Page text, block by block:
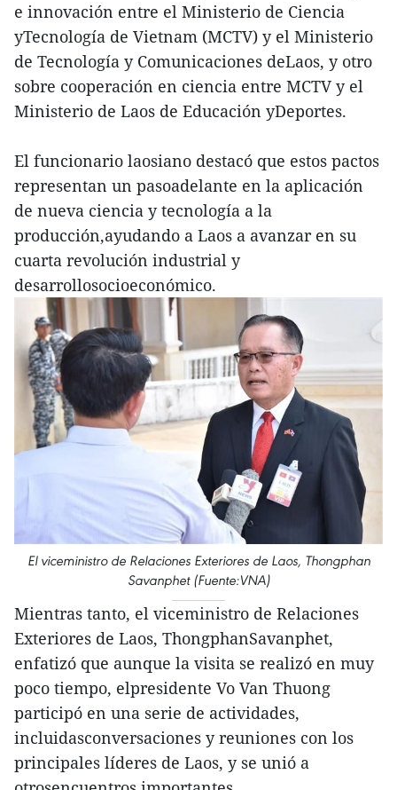
e innovación entre el Ministerio de Ciencia
yTecnología de Vietnam (MCTV) y el Ministerio
de Tecnología y Comunicaciones deLaos, y otro
sobre cooperación en ciencia entre MCTV y el
Ministerio de Laos de Educación yDeportes.
El funcionario laosiano destacó que estos pactos
representan un pasoadelante en la aplicación
de nueva ciencia y tecnología a la
producción,ayudando a Laos a avanzar en su
cuarta revolución industrial y
desarrollosocioeconómico.
El viceministro de Relaciones Exteriores de Laos, Thongphan
Savanphet (Fuente:VNA)
Mientras tanto, el viceministro de Relaciones
Exteriores de Laos, ThongphanSavanphet,
enfatizó que aunque la visita se realizó en muy
poco tiempo, elpresidente Vo Van Thuong
participó en una serie de actividades,
incluidasconversaciones y reuniones con los
principales líderes de Laos, y se unió a